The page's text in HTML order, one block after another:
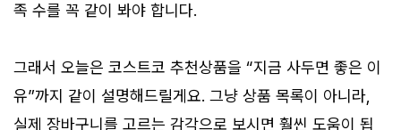
족 수를 꼭 같이 봐야 합니다.
그래서 오늘은 코스트코 추천상품을 “지금 사두면 좋은 이
유”까지 같이 설명해드릴게요. 그냥 상품 목록이 아니라,
실제 장바구니를 고르는 감각으로 보시면 훨씬 도움이 됩